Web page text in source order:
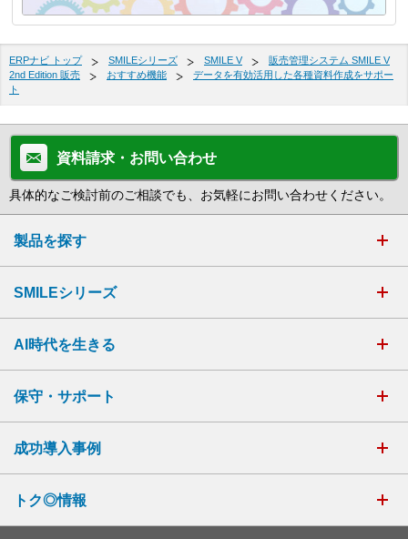
ERPナビ トップ SMILEシリーズ SMILE V
販売管理システム SMILE V
2nd Edition 販売
おすすめ機能
データを有効活用した各種資料作成をサポー
ト
資料請求・お問い合わせ
具体的なご検討前のご相談でも、お気軽にお問い合わせください。
製品を探す
SMILEシリーズ
AI時代を生きる
保守・サポート
成功導入事例
トク◎情報